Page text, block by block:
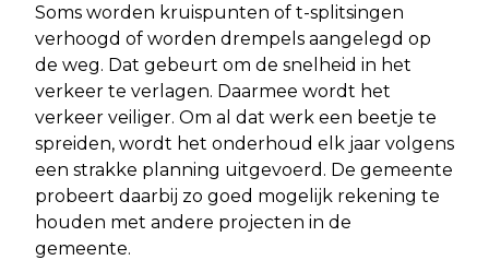
Soms worden kruispunten of t-splitsingen
verhoogd of worden drempels aangelegd op
de weg. Dat gebeurt om de snelheid in het
verkeer te verlagen. Daarmee wordt het
verkeer veiliger. Om al dat werk een beetje te
spreiden, wordt het onderhoud elk jaar volgens
een strakke planning uitgevoerd. De gemeente
probeert daarbij zo goed mogelijk rekening te
houden met andere projecten in de
gemeente.